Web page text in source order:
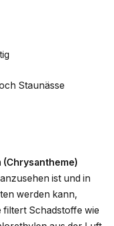
Staunässe
ist und in
werden kann,
filtert Schadstoffe wie